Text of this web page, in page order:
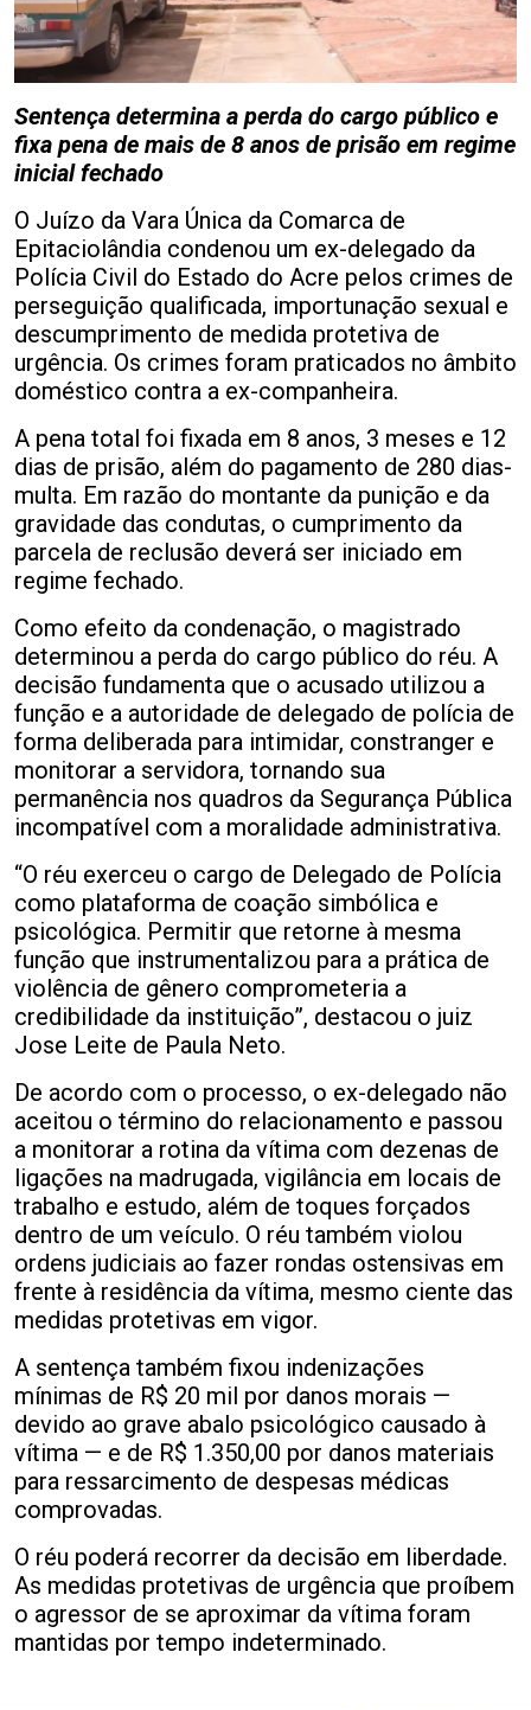
Sentença determina a perda do cargo público e
fixa pena de mais de 8 anos de prisão em regime
inicial fechado
O Juízo da Vara Única da Comarca de
Epitaciolândia condenou um ex-delegado da
Polícia Civil do Estado do Acre pelos crimes de
perseguição qualificada, importunação sexual e
descumprimento de medida protetiva de
urgência. Os crimes foram praticados no âmbito
doméstico contra a ex-companheira.
A pena total foi fixada em 8 anos, 3 meses e 12
dias de prisão, além do pagamento de 280 dias-
multa. Em razão do montante da punição e da
gravidade das condutas, o cumprimento da
parcela de reclusão deverá ser iniciado em
regime fechado.
Como efeito da condenação, o magistrado
determinou a perda do cargo público do réu. A
decisão fundamenta que o acusado utilizou a
função e a autoridade de delegado de polícia de
forma deliberada para intimidar, constranger e
monitorar a servidora, tornando sua
permanência nos quadros da Segurança Pública
incompatível com a moralidade administrativa.
“O réu exerceu o cargo de Delegado de Polícia
como plataforma de coação simbólica e
psicológica. Permitir que retorne à mesma
função que instrumentalizou para a prática de
violência de gênero comprometeria a
credibilidade da instituição”, destacou o juiz
Jose Leite de Paula Neto.
De acordo com o processo, o ex-delegado não
aceitou o término do relacionamento e passou
a monitorar a rotina da vítima com dezenas de
ligações na madrugada, vigilância em locais de
trabalho e estudo, além de toques forçados
dentro de um veículo. O réu também violou
ordens judiciais ao fazer rondas ostensivas em
frente à residência da vítima, mesmo ciente das
medidas protetivas em vigor.
A sentença também fixou indenizações
mínimas de R$ 20 mil por danos morais —
devido ao grave abalo psicológico causado à
vítima — e de R$ 1.350,00 por danos materiais
para ressarcimento de despesas médicas
comprovadas.
O réu poderá recorrer da decisão em liberdade.
As medidas protetivas de urgência que proíbem
o agressor de se aproximar da vítima foram
mantidas por tempo indeterminado.